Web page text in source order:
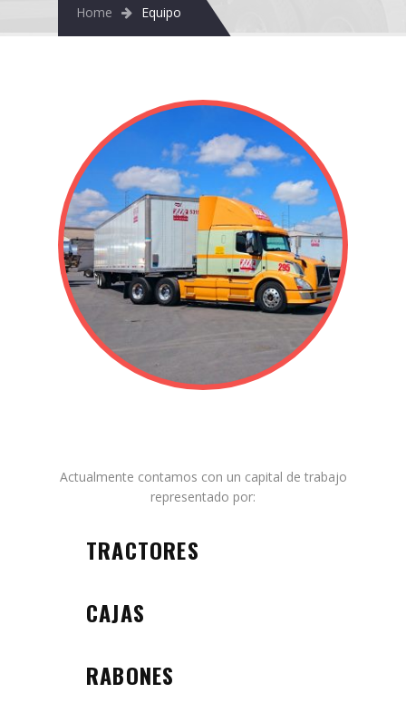
Home Equipo
Actualmente contamos con un capital de trabajo
representado por:
TRACTORES
CAJAS
RABONES